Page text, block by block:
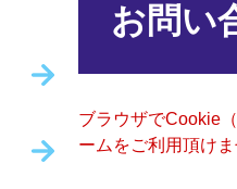
お問い
ブラウザでCookie
ームをご利用頂けま